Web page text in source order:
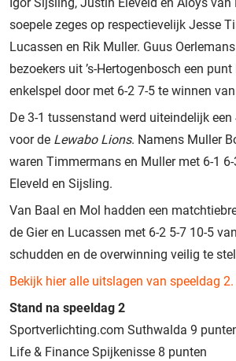
soepele zeges op respectievelijk Jesse
Lucassen en Rik Muller. Guus
bezoekers uit ’s-Hertogenbosch een
enkelspel door met 6-2 7-5 te winnen
De 3-1 tussenstand werd uiteindelijk
voor de Lewabo Lions. Namens Muller
waren Timmermans en Muller met 6-1
Eleveld en Sijsling.
Van Baal en Mol hadden een
de Gier en Lucassen met 6-2 5-7 10-5
schudden en de overwinning veilig te
Bekijk hier alle uitslagen van speeldag 2.
Stand na speeldag 2
Sportverlichting.com Suthwalda 9
Life & Finance Spijkenisse 8 punten